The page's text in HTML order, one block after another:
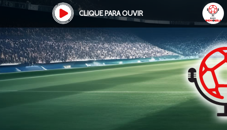
CLIQUE PARA OUVIR